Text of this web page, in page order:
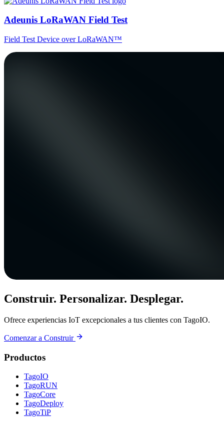
Adeunis LoRaWAN Field Test
Field Test Device over LoRaWAN™
Construir. Personalizar. Desplegar.
Ofrece experiencias IoT excepcionales a tus clientes con TagoIO.
Comenzar a Construir
Productos
TagoIO
TagoRUN
TagoCore
TagoDeploy
TagoTiP